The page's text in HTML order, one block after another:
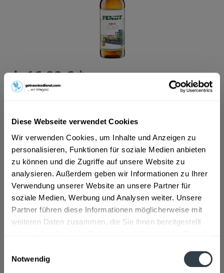
Diese Webseite verwendet Cookies
Wir verwenden Cookies, um Inhalte und Anzeigen zu
personalisieren, Funktionen für soziale Medien anbieten
zu können und die Zugriffe auf unsere Website zu
analysieren. Außerdem geben wir Informationen zu Ihrer
Verwendung unserer Website an unsere Partner für
soziale Medien, Werbung und Analysen weiter. Unsere
Partner führen diese Informationen möglicherweise mit
weiteren Daten zusammen, die Sie ihnen bereitgestellt
Notwendig
ab 16,99 € *
Inhalt:7.92 Liter (2,15 € * / 1 Liter)
MEHRWEG
+3,42 € Pfand
In denWarenkorb
Artikel-Nr.:
21057
Verfügbar in:
Beschreibung
"ABK Aktien Fendt Ernte-Gold 24 x 0,33l"